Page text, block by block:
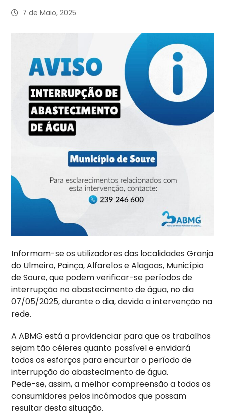
7 de Maio, 2025
Informam-se os utilizadores das localidades Granja
do Ulmeiro, Painça, Alfarelos e Alagoas, Município
de Soure, que podem verificar-se períodos de
interrupção no abastecimento de água, no dia
07/05/2025, durante o dia, devido a intervenção na
rede.
A ABMG está a providenciar para que os trabalhos
sejam tão céleres quanto possível e envidará
todos os esforços para encurtar o período de
interrupção do abastecimento de água.
Pede-se, assim, a melhor compreensão a todos os
consumidores pelos incómodos que possam
resultar desta situação.